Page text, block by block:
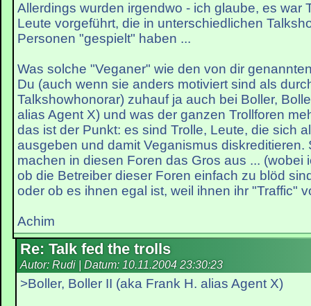
Allerdings wurden irgendwo - ich glaube, es war
Leute vorgeführt, die in unterschiedlichen
Personen "gespielt" haben ...
Was solche "Veganer" wie den von dir
Du (auch wenn sie anders motiviert sind als
Talkshowhonorar) zuhauf ja auch bei Boller,
alias Agent X) und was der ganzen Trollforen
das ist der Punkt: es sind Trolle, Leute, die sich
ausgeben und damit Veganismus diskreditieren.
machen in diesen Foren das Gros aus ... (wobei
ob die Betreiber dieser Foren einfach zu blöd
oder ob es ihnen egal ist, weil ihnen ihr "Traffic"
Achim
Re: Talk fed the trolls
Autor: Rudi | Datum: 10.11.2004 23:30:23
>Boller, Boller II (aka Frank H. alias Agent X)